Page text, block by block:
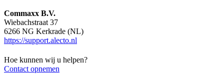
Commaxx B.V.
Wiebachstraat 37
6266 NG Kerkrade (NL)
https://support.alecto.nl
Hoe kunnen wij u helpen?
Contact opnemen